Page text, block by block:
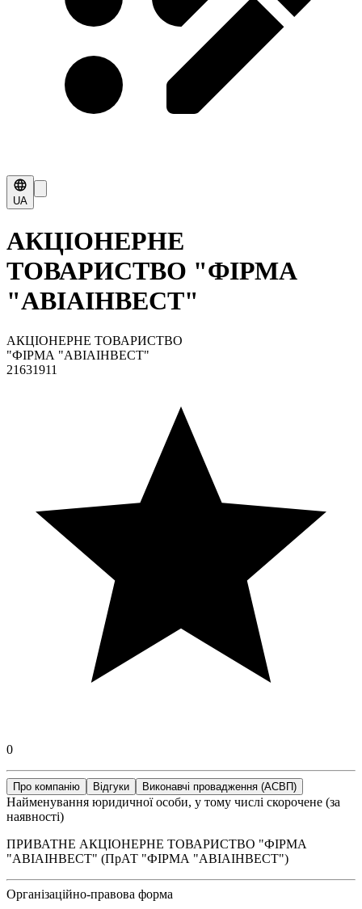
UA
АКЦІОНЕРНЕ
ТОВАРИСТВО "ФІРМА
"АВІАІНВЕСТ"
АКЦІОНЕРНЕ ТОВАРИСТВО
"ФІРМА "АВІАІНВЕСТ"
21631911
0
Про компанію Відгуки Виконавчі провадження (АСВП)
Найменування юридичної особи, у тому числі скорочене (за
наявності)
ПРИВАТНЕ АКЦІОНЕРНЕ ТОВАРИСТВО "ФІРМА
"АВІАІНВЕСТ" (ПрАТ "ФІРМА "АВІАІНВЕСТ")
Організаційно-правова форма